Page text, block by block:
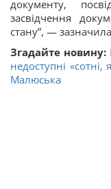
документу,
засвідчення
стану”, —
Згадайте новину:
недоступні
Малюська